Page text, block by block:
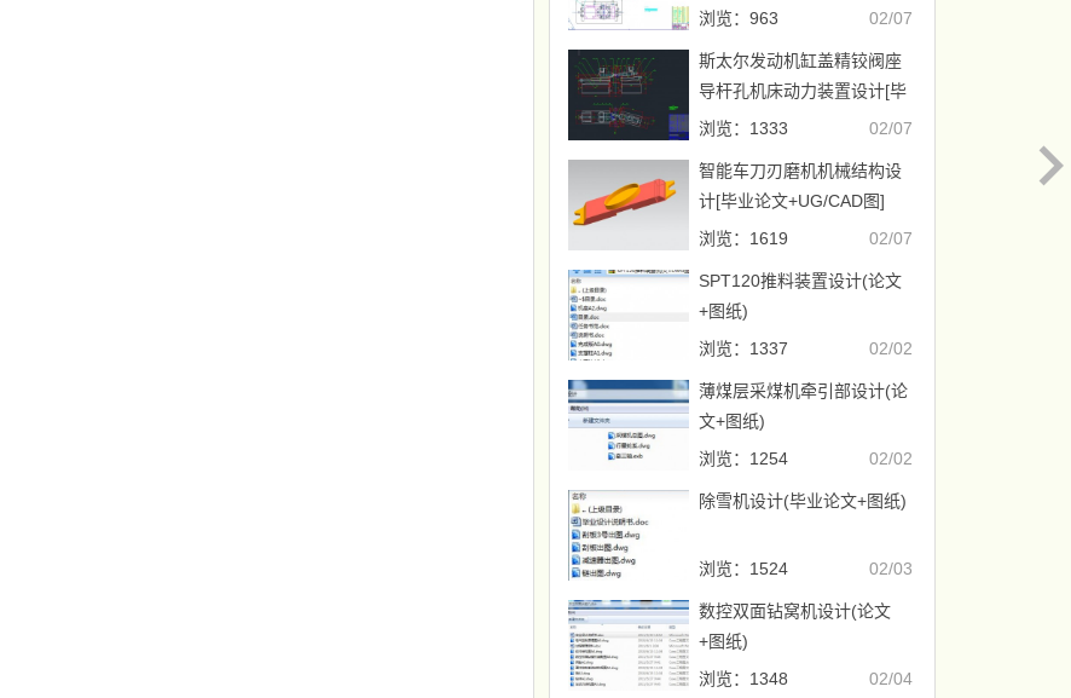
纸]
02/07
浏览：963
斯太尔发动机缸盖精铰阀座
导杆孔机床动力装置设计[毕
业论文+CAD图纸]
02/07
浏览：1333
智能车刀刃磨机机械结构设
计[毕业论文+UG/CAD图]
02/07
浏览：1619
SPT120推料装置设计(论文
+图纸)
02/02
浏览：1337
薄煤层采煤机牵引部设计(论
文+图纸)
02/02
浏览：1254
除雪机设计(毕业论文+图纸)
02/03
浏览：1524
数控双面钻窝机设计(论文
+图纸)
02/04
浏览：1348